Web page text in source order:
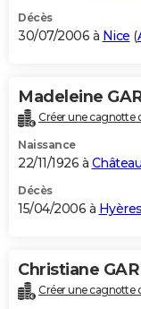
Décès
30/07/2006 à Nice (
Madeleine
Créer une cagnotte
Naissance
22/11/1926 à
Décès
15/04/2006 à Hyères
Christiane
Créer une cagnotte